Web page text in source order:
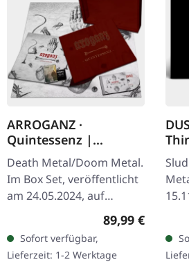
ARROGANZ ·
Quintessenz |
WOODEN BOX SET
Death Metal/Doom Metal.
Im Box Set, veröffentlicht
am 24.05.2024, auf
Supreme Chaos Records.
handgearbeitete Holzbox
mit graviertem…
Regulärer Preis:
89,99 €
Sofort verfügbar,
Lieferzeit: 1-2 Werktage